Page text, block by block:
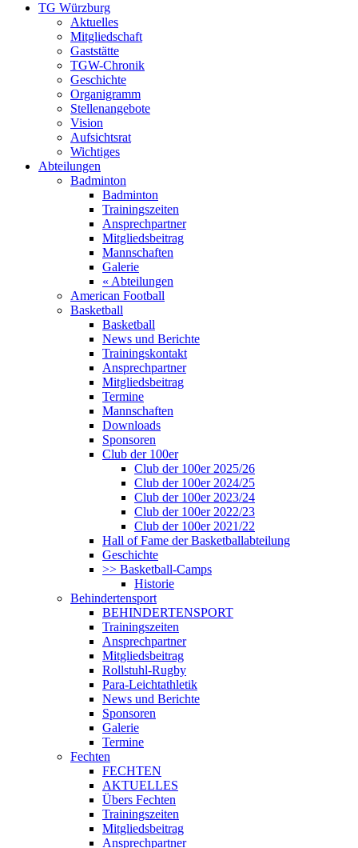
TG Würzburg
Aktuelles
Mitgliedschaft
Gaststätte
TGW-Chronik
Geschichte
Organigramm
Stellenangebote
Vision
Aufsichtsrat
Wichtiges
Abteilungen
Badminton
Badminton
Trainingszeiten
Ansprechpartner
Mitgliedsbeitrag
Mannschaften
Galerie
« Abteilungen
American Football
Basketball
Basketball
News und Berichte
Trainingskontakt
Ansprechpartner
Mitgliedsbeitrag
Termine
Mannschaften
Downloads
Sponsoren
Club der 100er
Club der 100er 2025/26
Club der 100er 2024/25
Club der 100er 2023/24
Club der 100er 2022/23
Club der 100er 2021/22
Hall of Fame der Basketballabteilung
Geschichte
>> Basketball-Camps
Historie
Behindertensport
BEHINDERTENSPORT
Trainingszeiten
Ansprechpartner
Mitgliedsbeitrag
Rollstuhl-Rugby
Para-Leichtathletik
News und Berichte
Sponsoren
Galerie
Termine
Fechten
FECHTEN
AKTUELLES
Übers Fechten
Trainingszeiten
Mitgliedsbeitrag
Ansprechpartner